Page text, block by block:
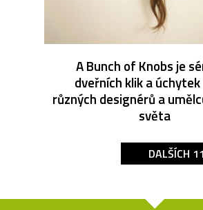
A Bunch of Knobs je
dveřních klik a
různých designérů a
světa
DALŠÍCH